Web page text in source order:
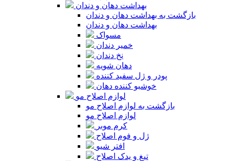
بهداشت دهان و دندان
بازگشت به بهداشت دهان و دندان
بهداشت دهان و دندان
مسواک
خمیر دندان
نخ دندان
دهان شویه
پودر و ژل سفید کننده
خوشبو کننده دهان
لوازم اصلاح مو
بازگشت به لوازم اصلاح مو
لوازم اصلاح مو
کرم موبر
ژل و فوم اصلاح
افتر شیو
تیغ و یدک اصلاح